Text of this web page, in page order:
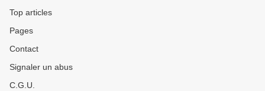
Top articles
Pages
Contact
Signaler un abus
C.G.U.